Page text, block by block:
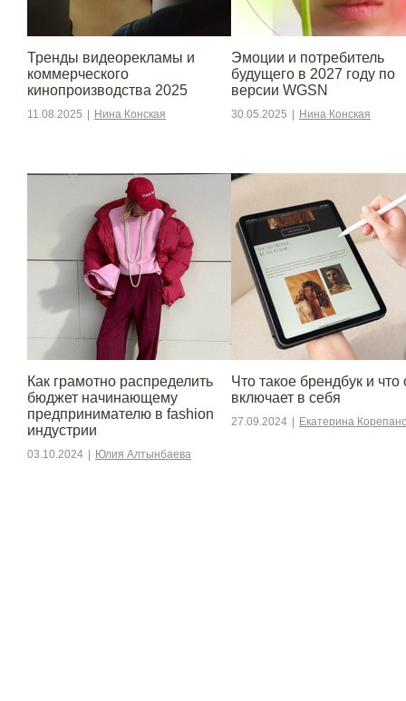
Тренды видеорекламы и
коммерческого
кинопроизводства 2025
11.08.2025 Нина Конская
Эмоции и потребитель
будущего в 2027 году по
версии WGSN
30.05.2025 Нина Конская
Как грамотно распределить
бюджет начинающему
предпринимателю в fashion
индустрии
03.10.2024 Юлия Алтынбаева
Что такое брендбук и что
включает в себя
27.09.2024 Екатерина